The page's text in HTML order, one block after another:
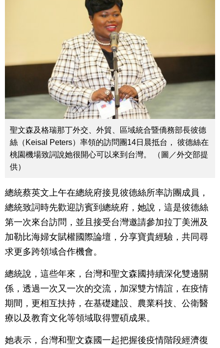
聖文森及格瑞那丁外交、外貿、區域統合暨僑務部長彼德
絲（Keisal Peters）率領的訪問團14日晨抵台， 彼德絲在
桃園機場致詞說她很開心可以來到台灣。 （圖／外交部提
供）
總統蔡英文上午在總統府接見彼德絲所率訪團成員，
總統致詞時先歡迎訪賓到總統府，她說，這是彼德絲
第一次來台訪問，並且接受台灣邀請參加拉丁美洲及
加勒比海婦女賦權國際論壇，分享寶貴經驗，共同尋
求更多跨領域合作機會。
總統說，這些年來，台灣和聖文森國持續深化雙邊關
係，透過一次又一次的交流，加深雙方情誼，在疫情
期間，更相互扶持，在基礎建設、農業科技、公衛醫
療以及教育文化等領域取得豐碩成果。
她表示，台灣和聖文森國一起把握後疫情階段經濟復